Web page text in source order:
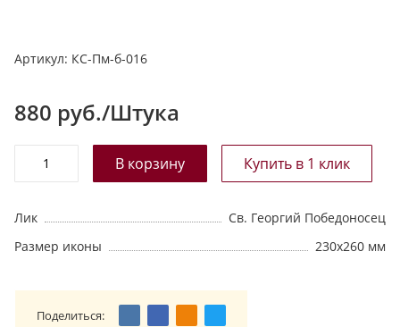
у
Артикул: КС-Пм-б-016
880 руб./Штука
Лик
Св. Георгий Победоносец
Размер иконы
230х260 мм
Поделиться: